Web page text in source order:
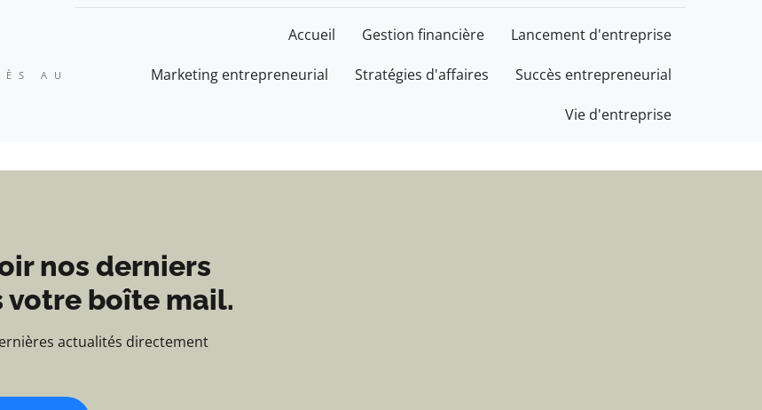
expertise et succès au service de votre
AU
Accueil Gestion financière Lancement d'entreprise
Marketing entrepreneurial Stratégies d'affaires Succès entrepreneurial
Vie d'entreprise
nos derniers
boîte mail.
actualités directement